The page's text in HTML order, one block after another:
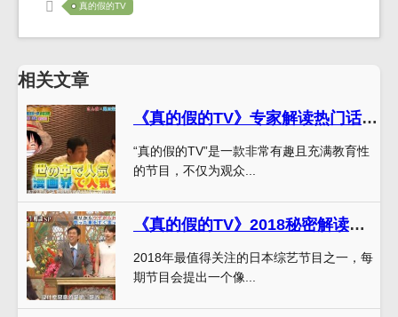
真的假的TV
相关文章
《真的假的TV》专家解读热门话题，引爆观众热情
“真的假的TV”是一款非常有趣且充满教育性
的节目，不仅为观众...
《真的假的TV》2018秘密解读，你会惊呼
2018年最值得关注的日本综艺节目之一，每
期节目会提出一个像...